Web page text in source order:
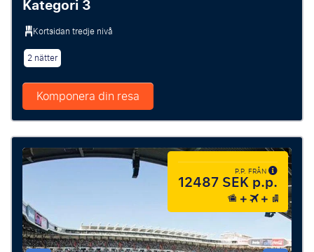
Kategori 3
Kortsidan tredje nivå
2 nätter
Komponera din resa
P.P. FRÅN
12487 SEK p.p.